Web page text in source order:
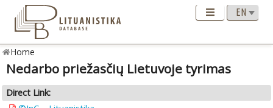
Home
Nedarbo priežasčių Lietuvoje tyrimas
Direct Link: